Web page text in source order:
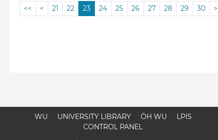
<< < 21 22 23 24 25 26 27 28 29 30 >
WU UNIVERSITY LIBRARY ÖH WU
LPIS
CONTROL PANEL